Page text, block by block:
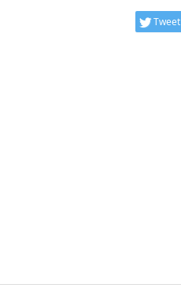
Tweet